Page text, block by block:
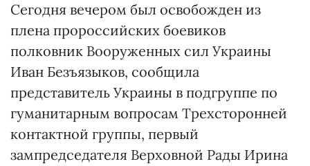
Сегодня вечером был освобожден из
плена пророссийских боевиков
полковник Вооруженных сил Украины
Иван Безъязыков, сообщила
представитель Украины в подгруппе по
гуманитарным вопросам Трехсторонней
контактной группы, первый
зампредседателя Верховной Рады Ирина